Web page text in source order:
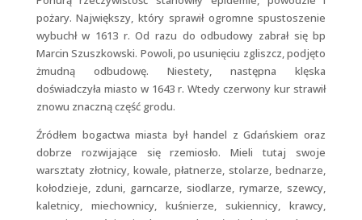
pożary. Największy, który sprawił ogromne spustoszenie
wybuchł w 1613 r. Od razu do odbudowy zabrał się bp
Marcin Szuszkowski. Powoli, po usunięciu zgliszcz, podjęto
żmudną odbudowę. Niestety, następna klęska
doświadczyła miasto w 1643 r. Wtedy czerwony kur strawił
znowu znaczną część grodu.
Źródłem bogactwa miasta był handel z Gdańskiem oraz
dobrze rozwijające się rzemiosło. Mieli tutaj swoje
warsztaty złotnicy, kowale, płatnerze, stolarze, bednarze,
kołodzieje, zduni, garncarze, siodlarze, rymarze, szewcy,
kaletnicy, miechownicy, kuśnierze, sukiennicy, krawcy,